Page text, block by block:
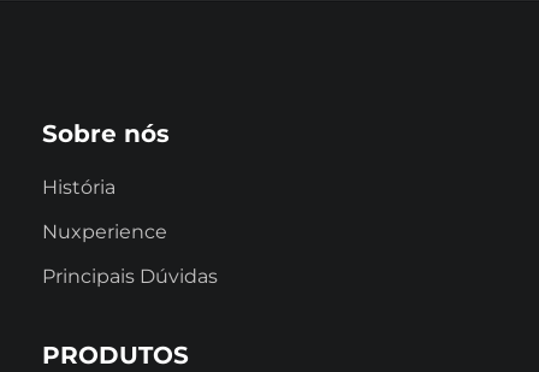
Sobre nós
História
Nuxperience
Principais Dúvidas
PRODUTOS